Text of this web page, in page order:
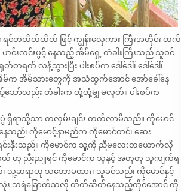
င်တထိတ်ထိတ် ဖြင့် ကျွန်းလှေကား ကြီးအတိုင်း တက်
ဟင်းလင်းပွင့် နေသည့် အိမ်ရှေ့ တံခါးကြီးသည် သူဝင်
န့်သွားပြီး ပါးစပ်က ဒေါ်ဒေါ်၊ ဒေါ်ဒေါ်၊
အိမ်က အိမ်သားတွေကို အသံထွက်အောင် အော်ခေါ်နေ
ာ်လည်း တံခါးက တုံ့တုံ့မျှ မလှုတ်။ ပါးစပ်က
ရှိရာသို့သာ တလှမ်းချင်း တက်လာမိသည်။ ကိုမောင်
ည်၊ ကိုမောင့်နာမည်က ကိုမောင်တင်၊ ဆေး
င်းနှီးသည်။ ကိုမောင်က သူ့ကို ညီမလေးတယောက်လို
ယ် ဟု ညီးညူရင် ကိုမောင်က သူနှင့် အတူတူ သူကျက်ရ
ဆရာဟု သဘောမထား၊ သူခင်သည်၊ ကိုမောင်နှင့်
လုံး သရဲခြောက်သလို တိတ်ဆိတ်နေသည့်တိုင်အောင် ကို